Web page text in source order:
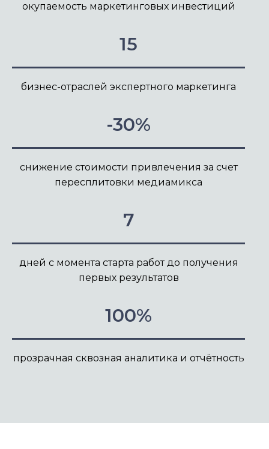
окупаемость маркетинговых инвестиций
15
бизнес-отраслей экспертного маркетинга
-30%
снижение стоимости привлечения за счет
пересплитовки медиамикса
7
дней с момента старта работ до получения
первых результатов
100%
прозрачная сквозная аналитика и отчётность